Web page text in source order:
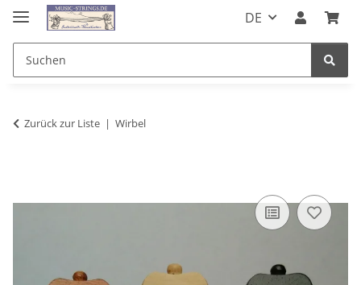
DE
Zurück zur Liste Wirbel